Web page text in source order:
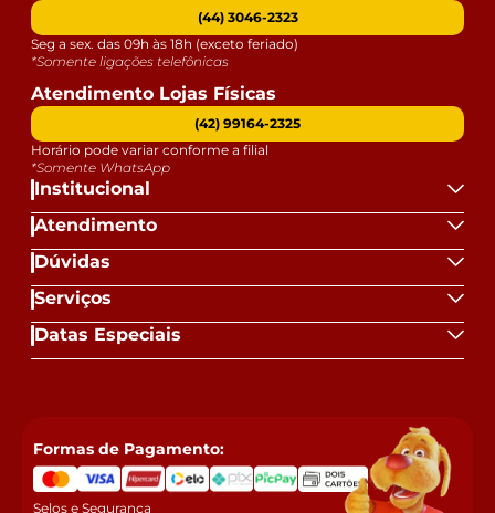
Institucional
Atendimento
Dúvidas
Serviços
Datas Especiais
(44) 3046-2323
Seg a sex. das 09h às 18h (exceto feriado)
*Somente ligações telefônicas
Atendimento Lojas Físicas
(42) 99164-2325
Horário pode variar conforme a filial
*Somente WhatsApp
Formas de Pagamento:
Selos e Segurança